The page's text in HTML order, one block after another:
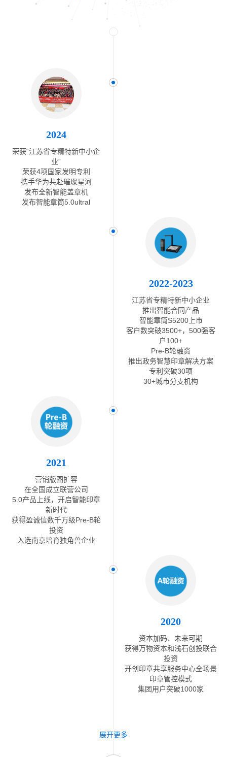
2024
荣获“江苏省专精特新中小企
业”
荣获4项国家发明专利
携手华为共赴璀璨星河
发布全新智能盖章机
发布智能章筒5.0ultral
2022-2023
江苏省专精特新中小企业
推出智能合同产品
智能章筒S5200上市
客户数突破3500+，500强客
户100+
Pre-B轮融资
推出政务智慧印章解决方案
专利突破30项
30+城市分支机构
2021
营销版图扩容
在全国成立联营公司
5.0产品上线，开启智能印章
新时代
获得盈诚信数千万级Pre-B轮
投资
入选南京培育独角兽企业
2020
资本加码、未来可期
获得万物资本和浅石创投联合
投资
开创印章共享服务中心全场景
印章管控模式
集团用户突破1000家
展开更多